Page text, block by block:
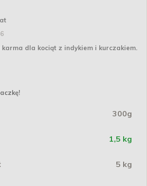
karma dla kociąt z indykiem i kurczakiem.
300g
1,5 kg
5 kg